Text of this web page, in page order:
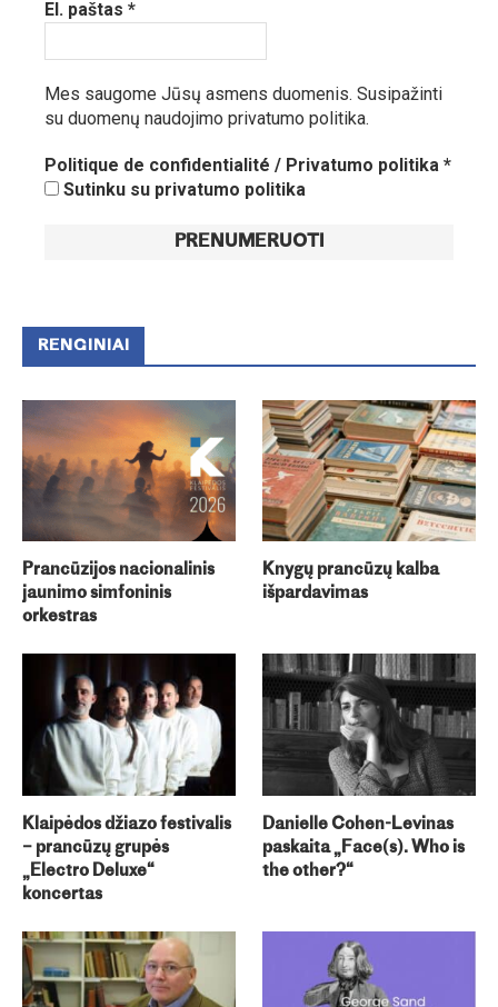
El. paštas *
Mes saugome Jūsų asmens duomenis. Susipažinti
su duomenų naudojimo privatumo politika.
Politique de confidentialité / Privatumo politika *
Sutinku su privatumo politika
RENGINIAI
Prancūzijos nacionalinis
jaunimo simfoninis
orkestras
Knygų prancūzų kalba
išpardavimas
Klaipėdos džiazo festivalis
– prancūzų grupės
„Electro Deluxe“
koncertas
Danielle Cohen-Levinas
paskaita „Face(s). Who is
the other?“